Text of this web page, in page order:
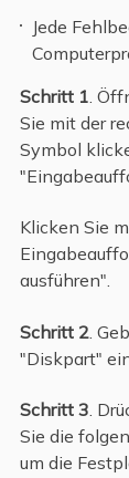
Jede
Schritt 1 .
Sie mit der
Symbol
Klicken Sie
ausführen".
Schritt 2.
"Diskpart"
Schritt 3.
Sie die
um die